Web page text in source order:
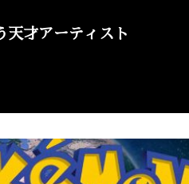
天才アーティスト